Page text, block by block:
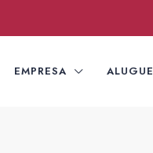
EMPRESA ALUGUE